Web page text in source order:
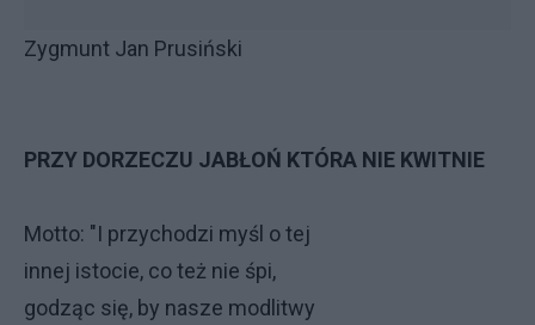
Zygmunt Jan Prusiński
PRZY DORZECZU JABŁOŃ KTÓRA NIE KWITNIE
Motto: "I przychodzi myśl o tej
innej istocie, co też nie śpi,
godząc się, by nasze modlitwy